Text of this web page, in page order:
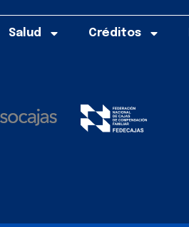
Salud Créditos